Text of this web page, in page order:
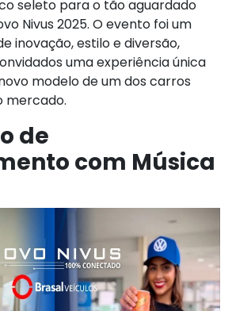
seleto para o tão aguardado
Nivus 2025. O evento foi um
inovação, estilo e diversão,
uma experiência única
modelo de um dos carros
mercado.
de
com Música